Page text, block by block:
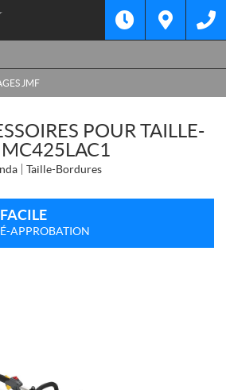
JMF
POUR TAILLE-
Taille-Bordures
APPROBATION